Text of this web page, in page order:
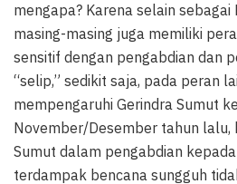
mengapa? Karena selain sebagai
masing-masing juga memiliki
sensitif dengan pengabdian dan
“selip,” sedikit saja, pada peran
mempengaruhi Gerindra Sumut
November/Desember tahun lalu,
Sumut dalam pengabdian
terdampak bencana sungguh